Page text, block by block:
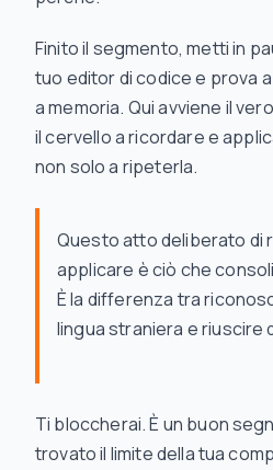
Finito il segmento, metti in
tuo editor di codice e prova
a memoria. Qui avviene il
il cervello a ricordare e
non solo a ripeterla.
Questo atto deliberato di
applicare è ciò che
È la differenza tra
lingua straniera e riuscire
Ti bloccherai.È un buon
trovato il limite della tua